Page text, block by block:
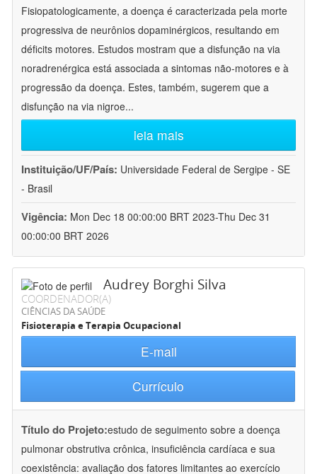
Fisiopatologicamente, a doença é caracterizada pela morte
progressiva de neurônios dopaminérgicos, resultando em
déficits motores. Estudos mostram que a disfunção na via
noradrenérgica está associada a sintomas não-motores e à
progressão da doença. Estes, também, sugerem que a
disfunção na via nigroe...
leia mais
Instituição/UF/País: Universidade Federal de Sergipe - SE
- Brasil
Vigência: Mon Dec 18 00:00:00 BRT 2023-Thu Dec 31
00:00:00 BRT 2026
Audrey Borghi Silva
COORDENADOR(A)
CIÊNCIAS DA SAÚDE
Fisioterapia e Terapia Ocupacional
E-mail
Currículo
Título do Projeto:estudo de seguimento sobre a doença
pulmonar obstrutiva crônica, insuficiência cardíaca e sua
coexistência: avaliação dos fatores limitantes ao exercício